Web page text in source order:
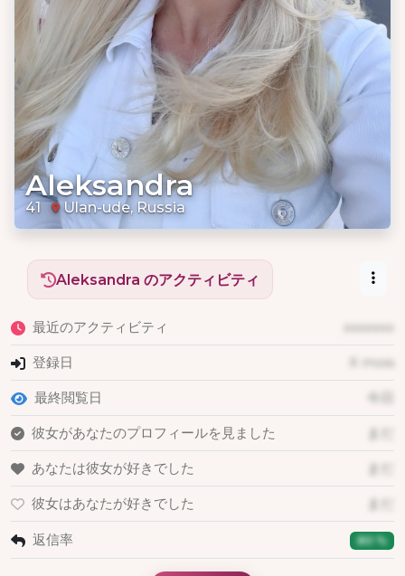
Aleksandra
41 Ulan-ude, Russia
Aleksandra のアクティビティ
最近のアクティビティ xxxxxxx
登録日 X mois
最終閲覧日 今日
彼女があなたのプロフィールを見ました まだ
あなたは彼女が好きでした まだ
彼女はあなたが好きでした まだ
返信率 80 %